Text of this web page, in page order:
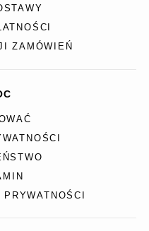
ZAMÓWIEŃ